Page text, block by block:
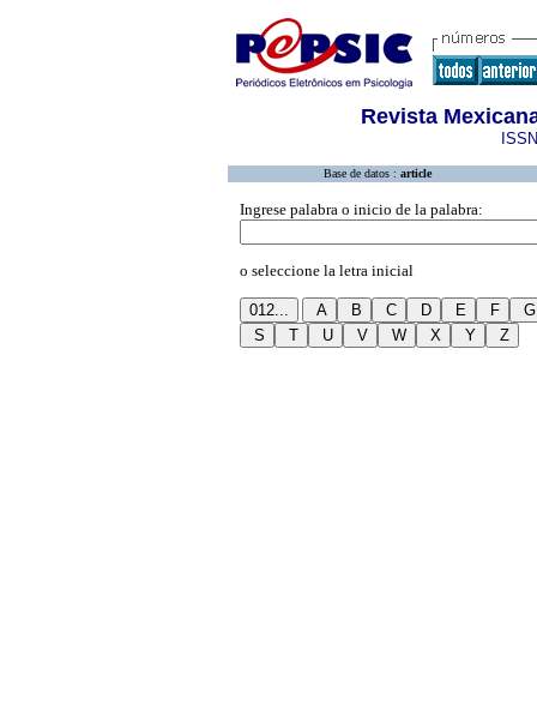
Revista
Base de datos : article
Ingrese palabra o inicio de la palabra:
o seleccione la letra inicial